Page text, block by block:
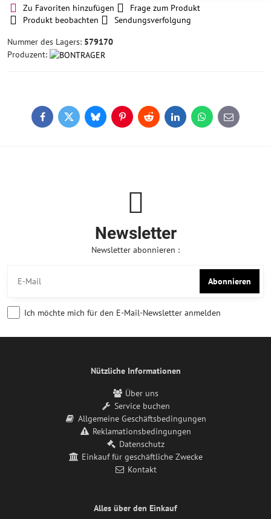
Zu Favoriten hinzufügen
Frage zum Produkt
Produkt beobachten
Sendungsverfolgung
Nummer des Lagers: 579170
Produzent:
FacebookTwitterBlueskyPinterestReddit LinkedInWhatsApp
E-
mail
Newsletter
Newsletter abonnieren :
Abonnieren
Ich möchte mich für den E-Mail-Newsletter anmelden
Nützliche Informationen
Über uns
Service buchen
Allgemeine Geschäftsbedingungen
Reklamationsbedingungen
Datenschutz
Einkauf für geschäftliche Zwecke
Kontakt
Alles über den Einkauf